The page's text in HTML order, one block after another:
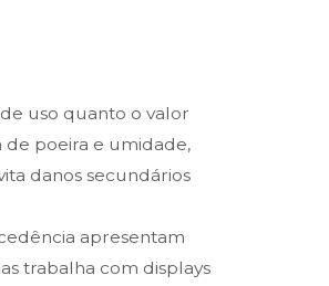
uso quanto o valor
de poeira e umidade,
danos secundários
apresentam
trabalha com displays